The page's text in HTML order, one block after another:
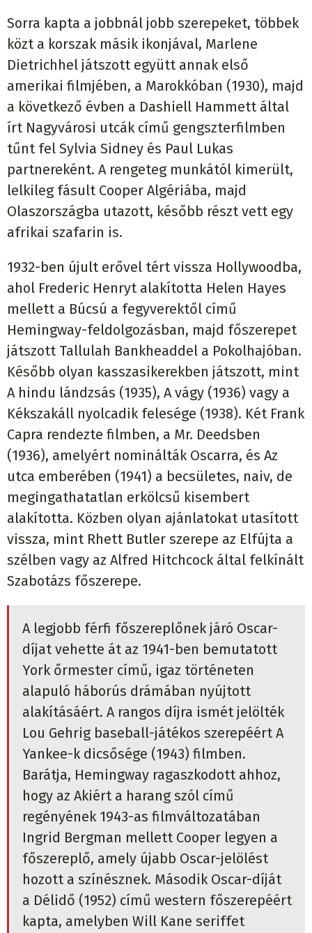
Sorra kapta a jobbnál jobb szerepeket, többek
közt a korszak másik ikonjával, Marlene
Dietrichhel játszott együtt annak első
amerikai filmjében, a Marokkóban (1930), majd
a következő évben a Dashiell Hammett által
írt Nagyvárosi utcák című gengszterfilmben
tűnt fel Sylvia Sidney és Paul Lukas
partnereként. A rengeteg munkától kimerült,
lelkileg fásult Cooper Algériába, majd
Olaszországba utazott, később részt vett egy
afrikai szafarin is.
1932-ben újult erővel tért vissza Hollywoodba,
ahol Frederic Henryt alakította Helen Hayes
mellett a Búcsú a fegyverektől című
Hemingway-feldolgozásban, majd főszerepet
játszott Tallulah Bankheaddel a Pokolhajóban.
Később olyan kasszasikerekben játszott, mint
A hindu lándzsás (1935), A vágy (1936) vagy a
Kékszakáll nyolcadik felesége (1938). Két Frank
Capra rendezte filmben, a Mr. Deedsben
(1936), amelyért nominálták Oscarra, és Az
utca emberében (1941) a becsületes, naiv, de
megingathatatlan erkölcsű kisembert
alakította. Közben olyan ajánlatokat utasított
vissza, mint Rhett Butler szerepe az Elfújta a
szélben vagy az Alfred Hitchcock által felkínált
Szabotázs főszerepe.
A legjobb férfi főszereplőnek járó Oscar-
díjat vehette át az 1941-ben bemutatott
York őrmester című, igaz történeten
alapuló háborús drámában nyújtott
alakításáért. A rangos díjra ismét jelölték
Lou Gehrig baseball-játékos szerepéért A
Yankee-k dicsősége (1943) filmben.
Barátja, Hemingway ragaszkodott ahhoz,
hogy az Akiért a harang szól című
regényének 1943-as filmváltozatában
Ingrid Bergman mellett Cooper legyen a
főszereplő, amely újabb Oscar-jelölést
hozott a színésznek. Második Oscar-díját
a Délidő (1952) című western főszerepéért
kapta, amelyben Will Kane seriffet